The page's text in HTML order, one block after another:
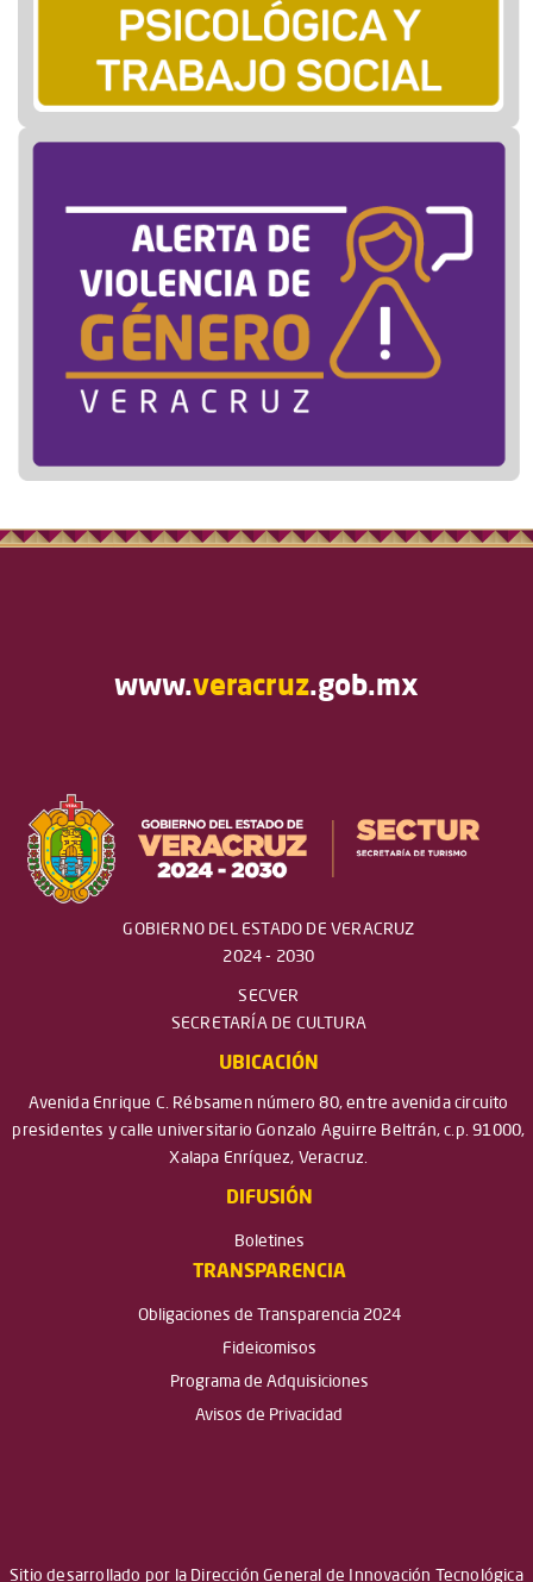
www.veracruz.gob.mx
GOBIERNO DEL ESTADO DE VERACRUZ
2024 - 2030
SECVER
SECRETARÍA DE CULTURA
UBICACIÓN
Avenida Enrique C. Rébsamen número 80, entre avenida circuito
presidentes y calle universitario Gonzalo Aguirre Beltrán, c.p. 91000,
Xalapa Enríquez, Veracruz.
DIFUSIÓN
Boletines
TRANSPARENCIA
Obligaciones de Transparencia 2024
Fideicomisos
Programa de Adquisiciones
Avisos de Privacidad
Sitio desarrollado por la Dirección General de Innovación Tecnológica